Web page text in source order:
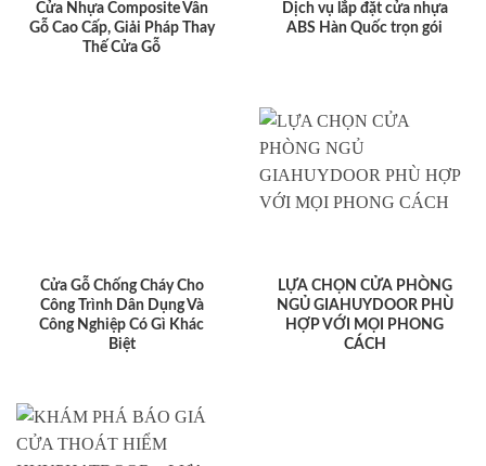
Cửa Nhựa Composite Vân
Gỗ Cao Cấp, Giải Pháp Thay
Thế Cửa Gỗ
Dịch vụ lắp đặt cửa nhựa
ABS Hàn Quốc trọn gói
Cửa Gỗ Chống Cháy Cho
Công Trình Dân Dụng Và
Công Nghiệp Có Gì Khác
Biệt
LỰA CHỌN CỬA PHÒNG
NGỦ GIAHUYDOOR PHÙ
HỢP VỚI MỌI PHONG
CÁCH